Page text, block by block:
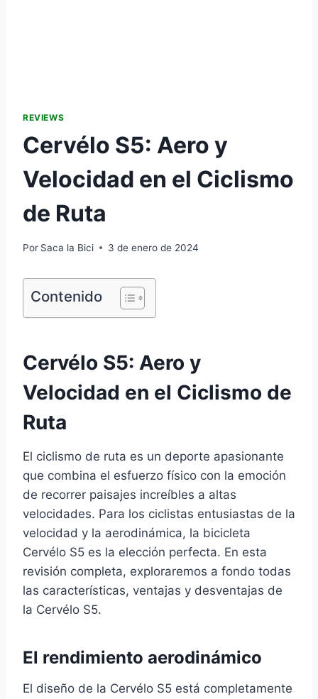
REVIEWS
Cervélo S5: Aero y
Velocidad en el Ciclismo
de Ruta
Por Saca la Bici 3 de enero de 2024
Contenido
Cervélo S5: Aero y
Velocidad en el Ciclismo de
Ruta
El ciclismo de ruta es un deporte apasionante
que combina el esfuerzo físico con la emoción
de recorrer paisajes increíbles a altas
velocidades. Para los ciclistas entusiastas de la
velocidad y la aerodinámica, la bicicleta
Cervélo S5 es la elección perfecta. En esta
revisión completa, exploraremos a fondo todas
las características, ventajas y desventajas de
la Cervélo S5.
El rendimiento aerodinámico
El diseño de la Cervélo S5 está completamente